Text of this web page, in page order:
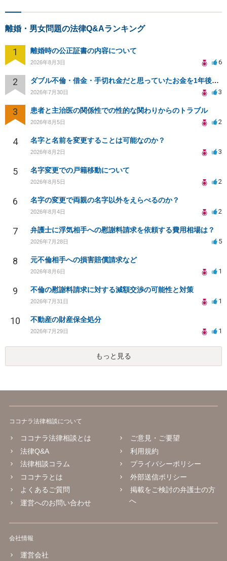
離婚・男女問題の法律Q&Aランキング
1 離婚時の公正証書の内容について
2026年8月3日 6
2 ダブル不倫・借金・手切れ金だと思っていたお金を1年後いまさら脅迫罪として通知書が来てまとめて請求
2026年7月30日 3
3 患者と主治医の関係性での性的な関わりからのトラブル
2026年8月5日 2
4 名字と名前を変更することは可能なのか？
2026年8月2日 3
5 名字変更での戸籍移動について
2026年8月5日 2
6 名字の変更で両親の名字以外をえらべるのか？
2026年8月4日 2
7 弁護士に浮気相手への慰謝料請求を依頼する費用相場は？
2026年7月28日 5
8 元不倫相手への損害賠償請求など
2026年8月6日 1
9 不倫の慰謝料請求に対する減額交渉の可能性と対策
2026年7月31日 1
10 不動産の財産保全処分
2026年7月29日 1
もっと見る
ココナラ法律相談について
ココナラ法律相談とは
法律Q&A
法律相談コラム
ココナラとは
よくあるご質問
運営へのお問い合わせ
ご意見・ご要望
利用規約
プライバシーポリシー
外部送信ポリシー
掲載をご検討の弁護士の方
へ
会社情報
運営会社